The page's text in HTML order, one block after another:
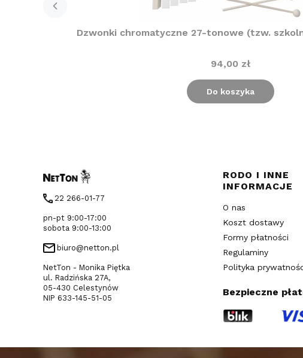
Dzwonki chromatyczne 27-tonowe (tzw.
94,00 zł
Do koszyka
22 266-01-77
pn-pt 9:00-17:00
sobota 9:00-13:00
biuro@netton.pl
NetTon - Monika Piętka
ul. Radzińska 27A,
05-430 Celestynów
NIP 633-145-51-05
Linki w
RODO I INNE
INFORMACJE
O nas
Koszt dostawy
Formy płatności
Regulaminy
Polityka
Bezpieczne